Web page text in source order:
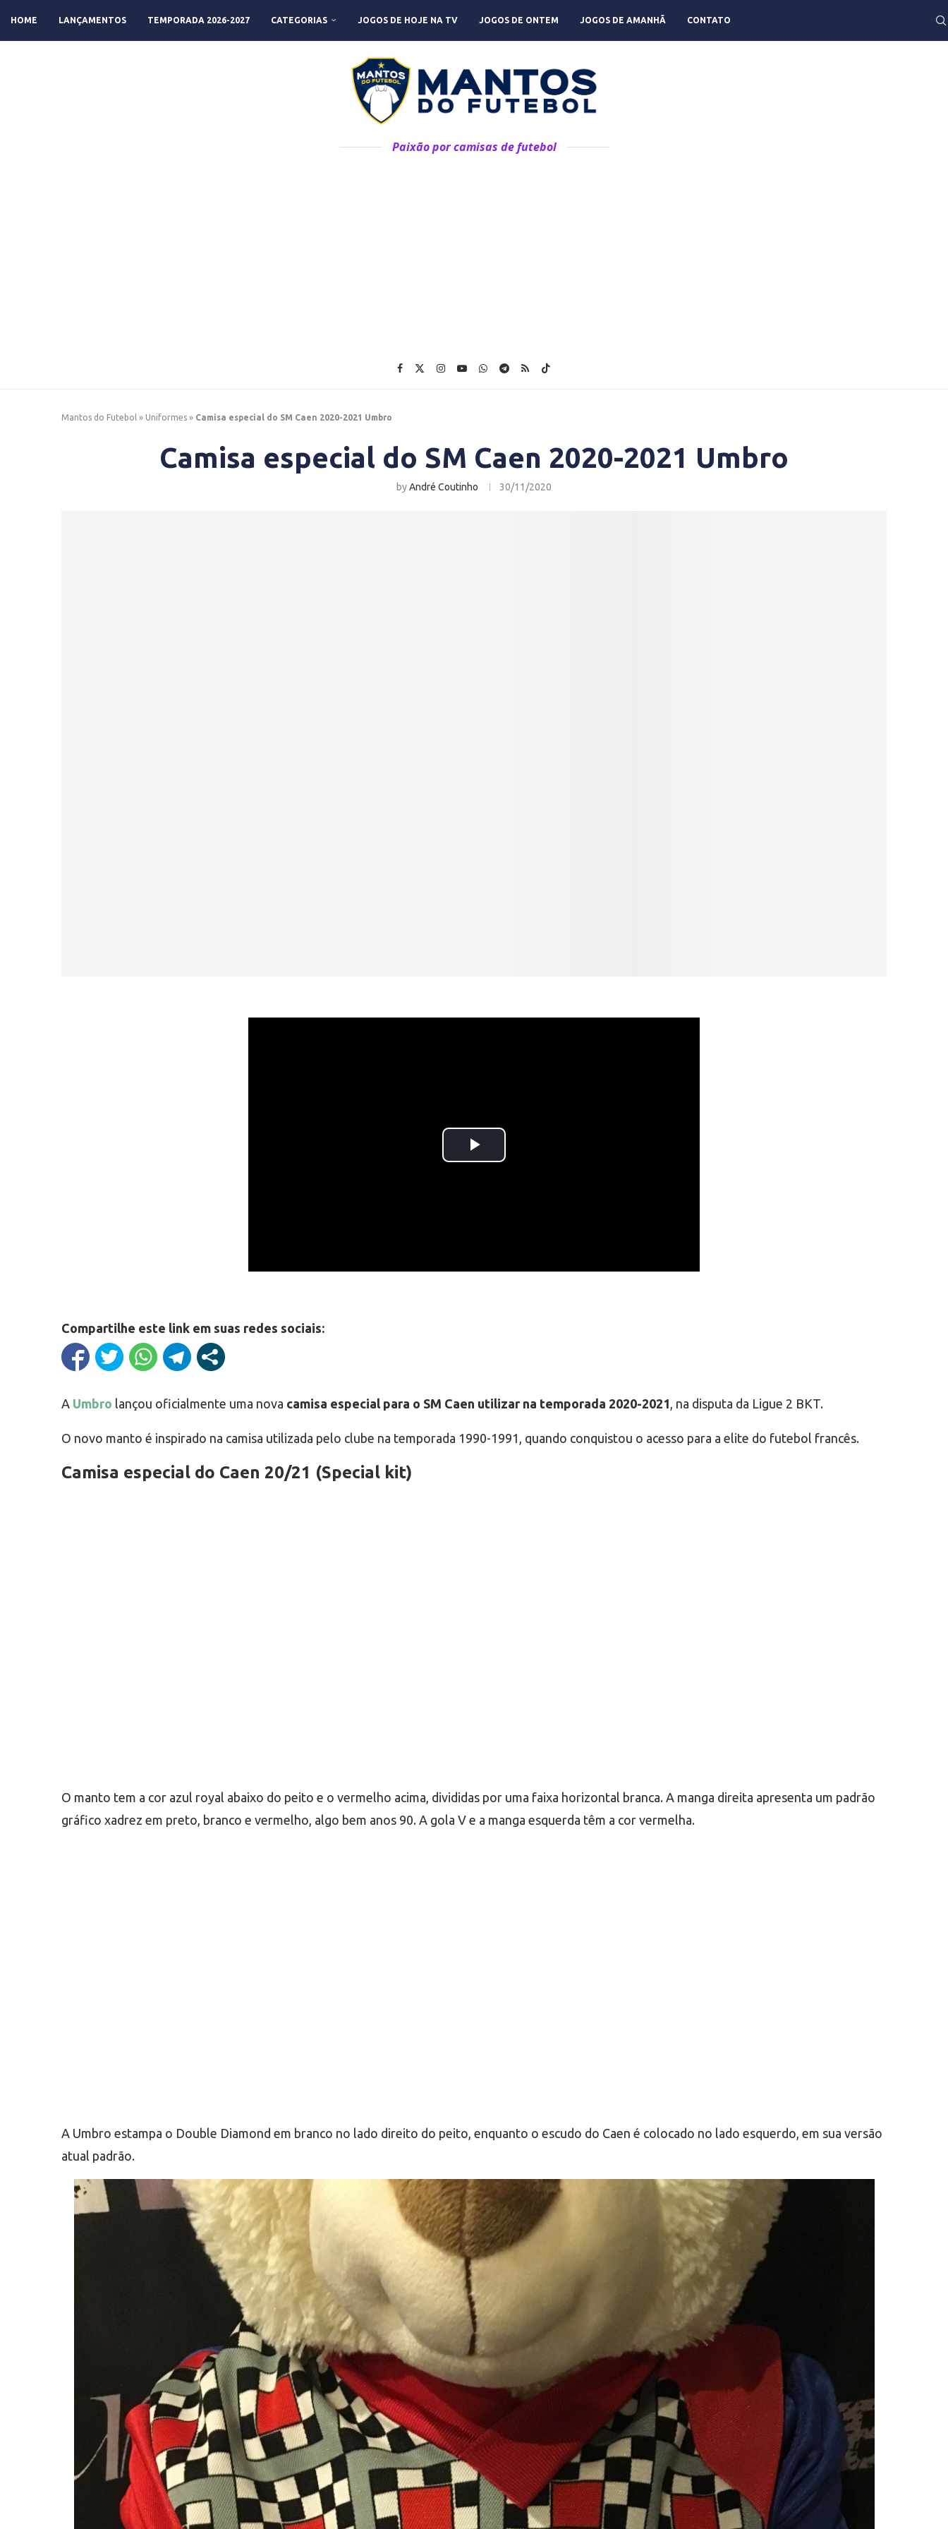
HOME LANÇAMENTOS TEMPORADA 2026-2027 CATEGORIAS JOGOS DE HOJE NA TV JOGOS DE ONTEM JOGOS DE AMANHÃ CONTATO
Paixão por camisas de futebol
Mantos do Futebol » Uniformes » Camisa especial do SM Caen 2020-2021 Umbro
Camisa especial do SM Caen 2020-2021 Umbro
byAndré Coutinho 30/11/2020
Compartilhe este link em suas redes sociais:
A Umbro lançou oficialmente uma nova camisa especial para o SM Caen utilizar na temporada 2020-2021, na disputa da Ligue 2 BKT.
O novo manto é inspirado na camisa utilizada pelo clube na temporada 1990-1991, quando conquistou o acesso para a elite do futebol francês.
Camisa especial do Caen 20/21 (Special kit)
O manto tem a cor azul royal abaixo do peito e o vermelho acima, divididas por uma faixa horizontal branca. A manga direita apresenta um padrão
gráfico xadrez em preto, branco e vermelho, algo bem anos 90. A gola V e a manga esquerda têm a cor vermelha.
A Umbro estampa o Double Diamond em branco no lado direito do peito, enquanto o escudo do Caen é colocado no lado esquerdo, em sua versão
atual padrão.